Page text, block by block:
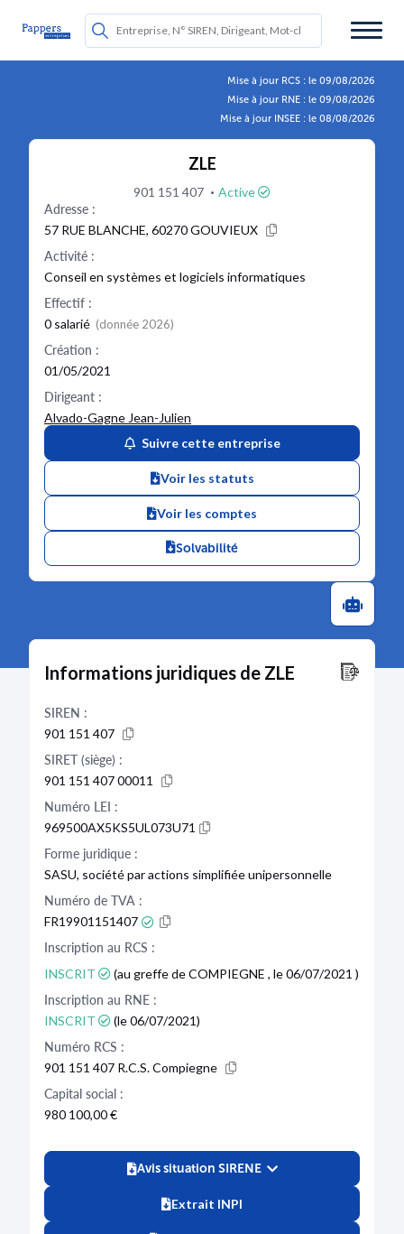
Mise à jour RCS : le 09/08/2026
Mise à jour RNE : le 09/08/2026
Mise à jour INSEE : le 08/08/2026
ZLE
901 151 407 · Active
Adresse :
57 RUE BLANCHE, 60270 GOUVIEUX
Activité :
Conseil en systèmes et logiciels informatiques
Effectif :
0 salarié (donnée 2026)
Création :
01/05/2021
Dirigeant :
Alvado-Gagne Jean-Julien
Suivre cette entreprise
Voir les statuts
Voir les comptes
Solvabilité
Informations juridiques de ZLE
SIREN :
901 151 407
SIRET (siège) :
901 151 407 00011
Numéro LEI :
969500AX5KS5UL073U71
Forme juridique :
SASU, société par actions simplifiée unipersonnelle
Numéro de TVA :
FR19901151407
Inscription au RCS :
INSCRIT
(au greffe de COMPIEGNE , le 06/07/2021 )
Inscription au RNE :
INSCRIT
(le 06/07/2021)
Numéro RCS :
901 151 407 R.C.S. Compiegne
Capital social :
980 100,00 €
Avis situation SIRENE
Extrait INPI